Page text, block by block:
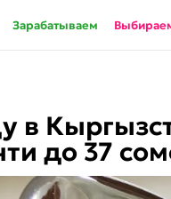
Зарабатываем
в
до 37